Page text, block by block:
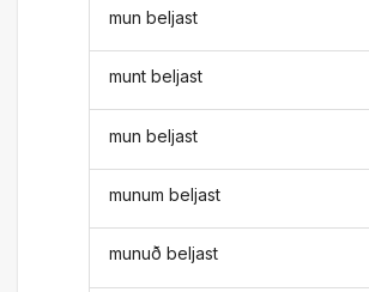
mun beljast
munt beljast
mun beljast
munum beljast
munuð beljast